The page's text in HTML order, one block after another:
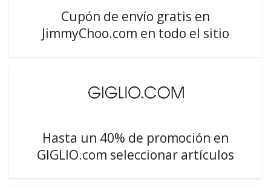
Cupón de envío gratis en
JimmyChoo.com en todo el sitio
Hasta un 40% de promoción en
GIGLIO.com seleccionar artículos